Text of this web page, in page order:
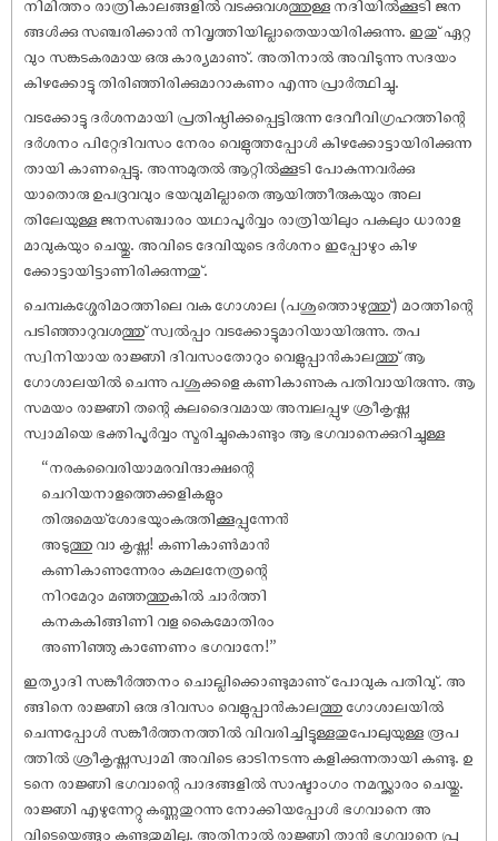
ങ്ങൾക്കു സഞ്ചരിക്കാൻ നിവൃത്തിയില്ലാതെയായിരിക്കുന്നു. ഇതു് ഏറ്റ
വും സങ്കടകരമായ ഒരു കാര്യമാണു്. അതിനാൽ അവിടുന്നു സദയം
കിഴക്കോട്ടു തിരിഞ്ഞിരിക്കുമാറാകണം എന്നു പ്രാർത്ഥിച്ചു.
‌‌‌വടക്കോട്ടു ദർശനമായി പ്രതിഷ്ഠിക്കപ്പെട്ടിരുന്ന ദേവീവിഗ്രഹത്തിന്റെ
ദർശനം പിറ്റേദിവസം നേരം വെളുത്തപ്പോൾ കിഴക്കോട്ടായിരിക്കുന്ന
തായി കാണപ്പെട്ടു. അന്നുമുതൽ ആറ്റിൽക്കൂടി പോകുന്നവർക്കു
യാതൊരു ഉപദ്രവവും ഭയവുമില്ലാതെ ആയിത്തീരുകയും അല
തിലേയുള്ള ജനസഞ്ചാരം യഥാപൂർവ്വം രാത്രിയിലും പകലും ധാരാള
മാവുകയും ചെയ്തു. അവിടെ ദേവിയുടെ ദർശനം ഇപ്പോഴും കിഴ
ക്കോട്ടായിട്ടാണിരിക്കുന്നതു്.
‌‌‌ചെമ്പകശ്ശേരിമഠത്തിലെ വക ഗോശാല (പശുത്തൊഴുത്തു്) മഠത്തിന്റെ
പടിഞ്ഞാറുവശത്തു് സ്വൽപ്പം വടക്കോട്ടുമാറിയായിരുന്നു. തപ
സ്വിനിയായ രാജ്ഞി ദിവസംതോറും വെളുപ്പാൻകാലത്തു് ആ
ഗോശാലയിൽ ചെന്നു പശുക്കളെ കണികാണുക പതിവായിരുന്നു. ആ
സമയം രാജ്ഞി തന്റെ കുലദൈവമായ അമ്പലപ്പുഴ ശ്രീകൃഷ്ണ
സ്വാമിയെ ഭക്തിപൂർവ്വം സ്മരിച്ചുകൊണ്ടും ആ ഭഗവാനെക്കുറിച്ചുള്ള
“നരകവൈരിയാമരവിന്ദാക്ഷന്റെ
ചെറിയനാളത്തെക്കളികളും
തിരുമെയ്ശോഭയുംകരുതിക്കൂപ്പുന്നേൻ
അടുത്തു വാ കൃഷ്ണ! കണികാൺമാൻ
കണികാണുന്നേരം കമലനേത്രന്റെ
നിറമേറും മഞ്ഞത്തുകിൽ ചാർത്തി
കനകകിങ്ങിണി വള കൈമോതിരം
അണിഞ്ഞു കാണേണം ഭഗവാനേ!”
‌‌‌ഇത്യാദി സങ്കീർത്തനം ചൊല്ലിക്കൊണ്ടുമാണു് പോവുക പതിവു്. അ
ങ്ങിനെ രാജ്ഞി ഒരു ദിവസം വെളുപ്പാൻകാലത്തു ഗോശാലയിൽ
ചെന്നപ്പോൾ സങ്കീർത്തനത്തിൽ വിവരിച്ചിട്ടുള്ളതുപോലുയുള്ള രൂപ
ത്തിൽ ശ്രീകൃഷ്ണസ്വാമി അവിടെ ഓടിനടന്നു കളിക്കുന്നതായി കണ്ടു. ഉ
ടനെ രാജ്ഞി ഭഗവാന്റെ പാദങ്ങളിൽ സാഷ്ടാംഗം നമസ്ക്കാരം ചെയ്തു.
രാജ്ഞി എഴുന്നേറ്റു കണ്ണുതുറന്നു നോക്കിയപ്പോൾ ഭഗവാനെ അ
വിടെയെങ്ങും കണ്ടതുമില്ല. അതിനാൽ രാജ്ഞി താൻ ഭഗവാനെ പ്ര